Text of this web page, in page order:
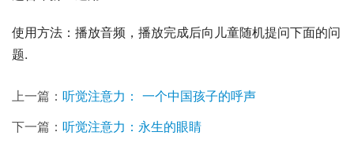
使用方法：播放音频，播放完成后向儿童随机提问下面的问
题.
上一篇： 听觉注意力： 一个中国孩子的呼声
下一篇： 听觉注意力：永生的眼睛